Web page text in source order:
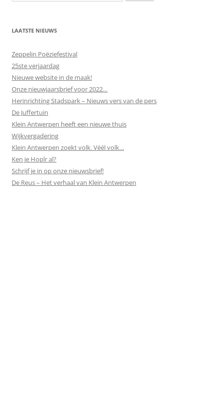
LAATSTE NIEUWS
Zeppelin Poëziefestival
25ste verjaardag
Nieuwe website in de maak!
Onze nieuwjaarsbrief voor 2022…
Herinrichting Stadspark – Nieuws vers van de pers
De Juffertuin
Klein Antwerpen heeft een nieuwe thuis
Wijkvergadering
Klein Antwerpen zoekt volk. Véél volk…
Ken je Hoplr al?
Schrijf je in op onze nieuwsbrief!
De Reus – Het verhaal van Klein Antwerpen